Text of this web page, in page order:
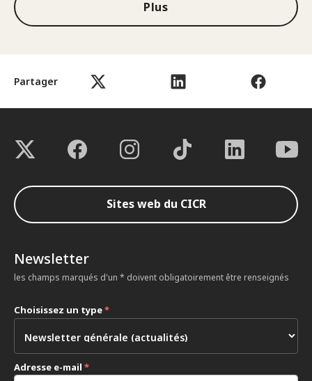
Partager
Plus
Sites web du CICR
Newsletter
les champs marqués d'un * doivent obligatoirement être renseignés
Choisissez un type*
Adresse e-mail *